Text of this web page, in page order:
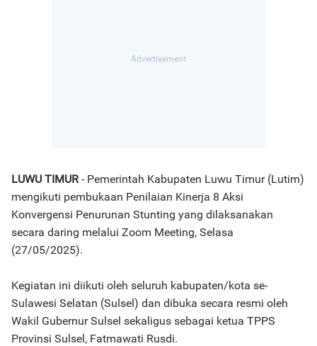
LUWU TIMUR- Pemerintah Kabupaten Luwu Timur (Lutim)
mengikuti pembukaan Penilaian Kinerja 8 Aksi
Konvergensi Penurunan Stunting yang dilaksanakan
secara daring melalui Zoom Meeting, Selasa
(27/05/2025).
Kegiatan ini diikuti oleh seluruh kabupaten/kota se-
Sulawesi Selatan (Sulsel) dan dibuka secara resmi oleh
Wakil Gubernur Sulsel sekaligus sebagai ketua TPPS
Provinsi Sulsel, Fatmawati Rusdi.